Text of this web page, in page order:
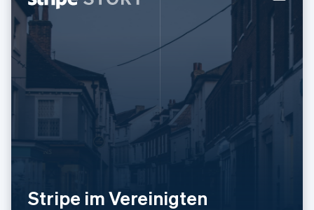
Stripe im Vereinigten